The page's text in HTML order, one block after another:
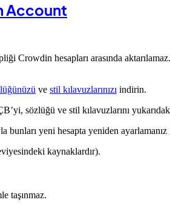
Account
Crowdin hesapları arasında
ve stil kılavuzlarınızı indirin.
sözlüğü ve stil kılavuzlarını
bunları yeni hesapta yeniden
kaynaklardır).
taşınmaz.